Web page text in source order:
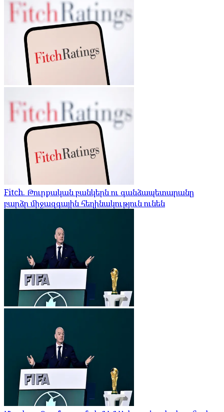
Fitch. Թուրքական բանկերն ու գանձապետարանը
բարձր միջազգային հեղինակություն ունեն